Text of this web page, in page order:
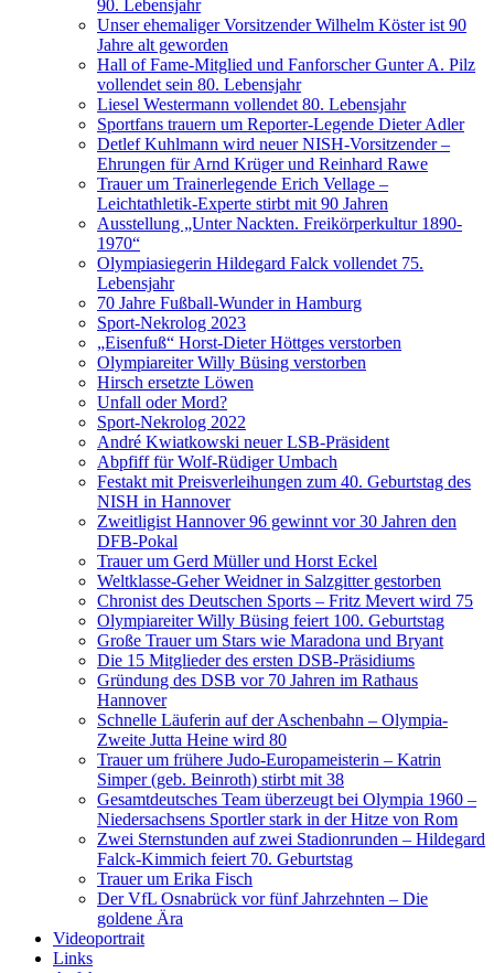
90. Lebensjahr
Unser ehemaliger Vorsitzender Wilhelm Köster ist 90
Jahre alt geworden
Hall of Fame-Mitglied und Fanforscher Gunter A. Pilz
vollendet sein 80. Lebensjahr
Liesel Westermann vollendet 80. Lebensjahr
Sportfans trauern um Reporter-Legende Dieter Adler
Detlef Kuhlmann wird neuer NISH-Vorsitzender –
Ehrungen für Arnd Krüger und Reinhard Rawe
Trauer um Trainerlegende Erich Vellage –
Leichtathletik-Experte stirbt mit 90 Jahren
Ausstellung „Unter Nackten. Freikörperkultur 1890-
1970“
Olympiasiegerin Hildegard Falck vollendet 75.
Lebensjahr
70 Jahre Fußball-Wunder in Hamburg
Sport-Nekrolog 2023
„Eisenfuß“ Horst-Dieter Höttges verstorben
Olympiareiter Willy Büsing verstorben
Hirsch ersetzte Löwen
Unfall oder Mord?
Sport-Nekrolog 2022
André Kwiatkowski neuer LSB-Präsident
Abpfiff für Wolf-Rüdiger Umbach
Festakt mit Preisverleihungen zum 40. Geburtstag des
NISH in Hannover
Zweitligist Hannover 96 gewinnt vor 30 Jahren den
DFB-Pokal
Trauer um Gerd Müller und Horst Eckel
Weltklasse-Geher Weidner in Salzgitter gestorben
Chronist des Deutschen Sports – Fritz Mevert wird 75
Olympiareiter Willy Büsing feiert 100. Geburtstag
Große Trauer um Stars wie Maradona und Bryant
Die 15 Mitglieder des ersten DSB-Präsidiums
Gründung des DSB vor 70 Jahren im Rathaus
Hannover
Schnelle Läuferin auf der Aschenbahn – Olympia-
Zweite Jutta Heine wird 80
Trauer um frühere Judo-Europameisterin – Katrin
Simper (geb. Beinroth) stirbt mit 38
Gesamtdeutsches Team überzeugt bei Olympia 1960 –
Niedersachsens Sportler stark in der Hitze von Rom
Zwei Sternstunden auf zwei Stadionrunden – Hildegard
Falck-Kimmich feiert 70. Geburtstag
Trauer um Erika Fisch
Der VfL Osnabrück vor fünf Jahrzehnten – Die
goldene Ära
Videoportrait
Links